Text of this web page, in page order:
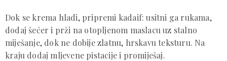
Dok se krema hladi, pripremi kadaif: usitni ga rukama,
dodaj šećer i prži na otopljenom maslacu uz stalno
miješanje, dok ne dobije zlatnu, hrskavu teksturu. Na
kraju dodaj mljevene pistacije i promiješaj.